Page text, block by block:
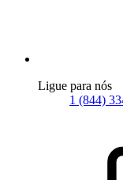
Ligue para nós
1 (844)